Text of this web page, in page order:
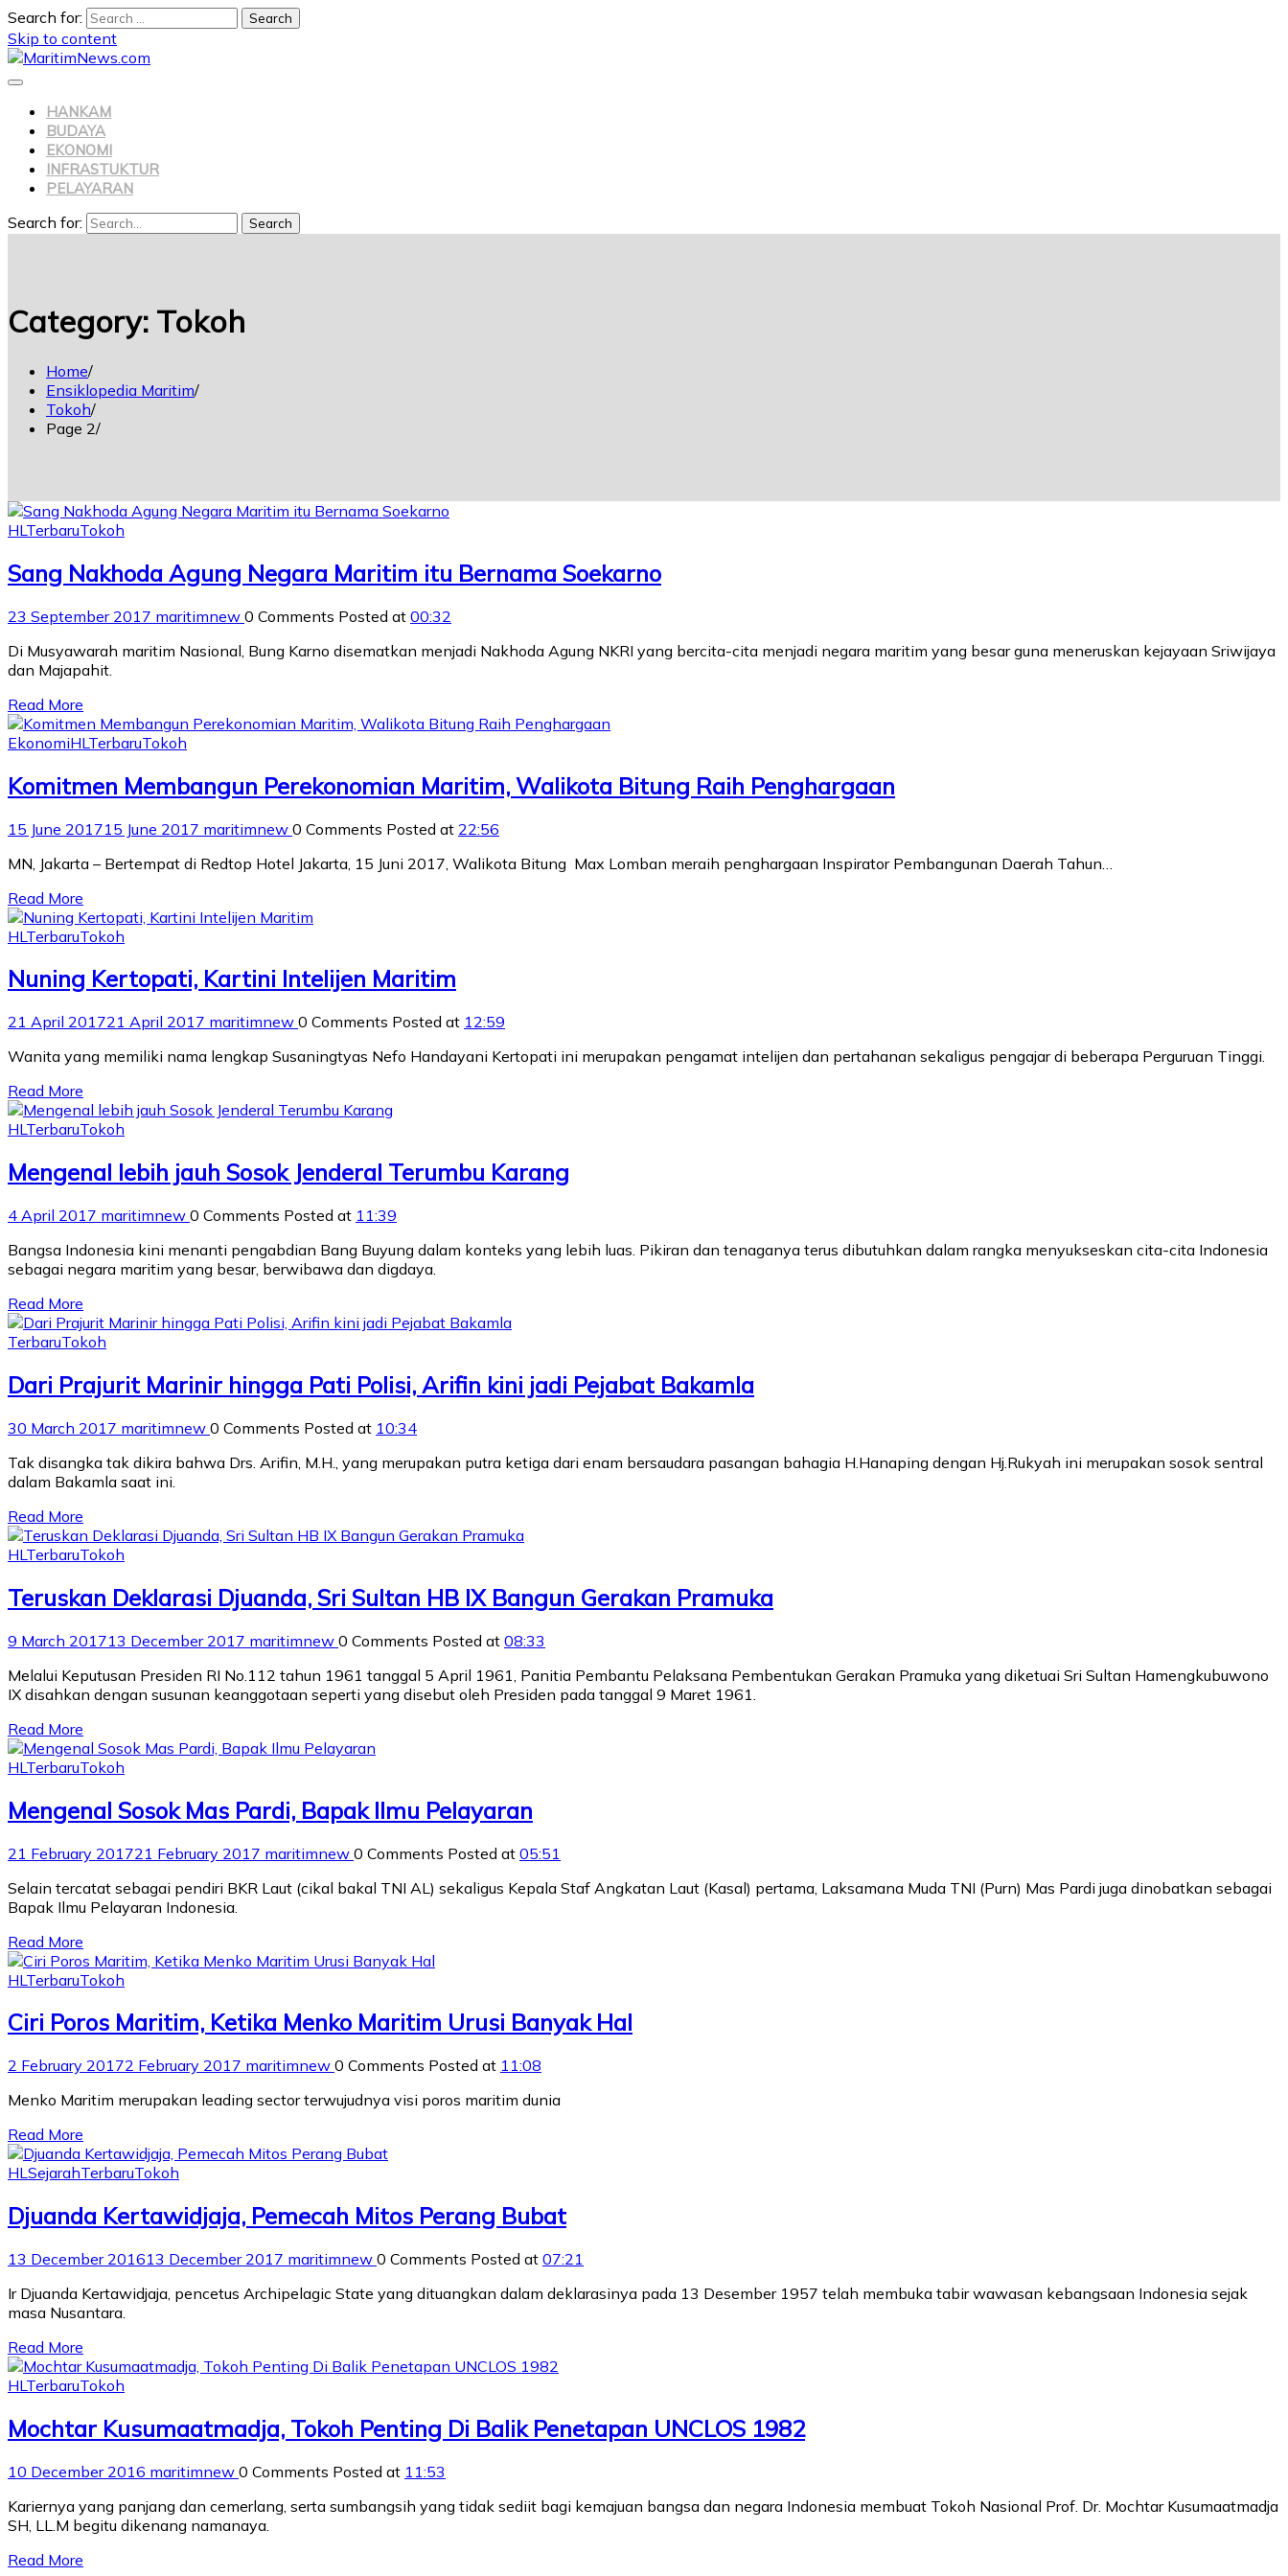
Search for:
Skip to content
HANKAM
BUDAYA
EKONOMI
INFRASTUKTUR
PELAYARAN
Search for: Search
Category: Tokoh
Home
Ensiklopedia Maritim
Tokoh
Page 2
HL TerbaruTokoh
Sang Nakhoda Agung Negara Maritim itu Bernama Soekarno
23 September 2017 maritimnew 0 Comments Posted at 00:32
Di Musyawarah maritim Nasional, Bung Karno disematkan menjadi Nakhoda Agung NKRI yang bercita-cita menjadi negara maritim yang besar guna meneruskan kejayaan Sriwijaya
dan Majapahit.
Read More
EkonomiHL TerbaruTokoh
Komitmen Membangun Perekonomian Maritim, Walikota Bitung Raih Penghargaan
15 June 201715 June 2017 maritimnew 0 Comments Posted at 22:56
MN, Jakarta – Bertempat di Redtop Hotel Jakarta, 15 Juni 2017, Walikota Bitung Max Lomban meraih penghargaan Inspirator Pembangunan Daerah Tahun…
Read More
HL TerbaruTokoh
Nuning Kertopati, Kartini Intelijen Maritim
21 April 201721 April 2017 maritimnew 0 Comments Posted at 12:59
Wanita yang memiliki nama lengkap Susaningtyas Nefo Handayani Kertopati ini merupakan pengamat intelijen dan pertahanan sekaligus pengajar di beberapa Perguruan Tinggi.
Read More
HLTerbaruTokoh
Mengenal lebih jauh Sosok Jenderal Terumbu Karang
4 April 2017 maritimnew 0 Comments Posted at 11:39
Bangsa Indonesia kini menanti pengabdian Bang Buyung dalam konteks yang lebih luas. Pikiran dan tenaganya terus dibutuhkan dalam rangka menyukseskan cita-cita Indonesia
sebagai negara maritim yang besar, berwibawa dan digdaya.
Read More
TerbaruTokoh
Dari Prajurit Marinir hingga Pati Polisi, Arifin kini jadi Pejabat Bakamla
30 March 2017 maritimnew 0 Comments Posted at 10:34
Tak disangka tak dikira bahwa Drs. Arifin, M.H., yang merupakan putra ketiga dari enam bersaudara pasangan bahagia H.Hanaping dengan Hj.Rukyah ini merupakan sosok sentral
dalam Bakamla saat ini.
Read More
HL TerbaruTokoh
Teruskan Deklarasi Djuanda, Sri Sultan HB IX Bangun Gerakan Pramuka
9 March 201713 December 2017 maritimnew 0 Comments Posted at 08:33
Melalui Keputusan Presiden RI No.112 tahun 1961 tanggal 5 April 1961, Panitia Pembantu Pelaksana Pembentukan Gerakan Pramuka yang diketuai Sri Sultan Hamengkubuwono
IX disahkan dengan susunan keanggotaan seperti yang disebut oleh Presiden pada tanggal 9 Maret 1961.
Read More
HL TerbaruTokoh
Mengenal Sosok Mas Pardi, Bapak Ilmu Pelayaran
21 February 201721 February 2017 maritimnew 0 Comments Posted at 05:51
Selain tercatat sebagai pendiri BKR Laut (cikal bakal TNI AL) sekaligus Kepala Staf Angkatan Laut (Kasal) pertama, Laksamana Muda TNI (Purn) Mas Pardi juga dinobatkan sebagai
Bapak Ilmu Pelayaran Indonesia.
Read More
HL TerbaruTokoh
Ciri Poros Maritim, Ketika Menko Maritim Urusi Banyak Hal
2 February 20172 February 2017 maritimnew 0 Comments Posted at 11:08
Menko Maritim merupakan leading sector terwujudnya visi poros maritim dunia
Read More
HLSejarahTerbaruTokoh
Djuanda Kertawidjaja, Pemecah Mitos Perang Bubat
13 December 201613 December 2017 maritimnew 0 Comments Posted at 07:21
Ir Djuanda Kertawidjaja, pencetus Archipelagic State yang dituangkan dalam deklarasinya pada 13 Desember 1957 telah membuka tabir wawasan kebangsaan Indonesia sejak
masa Nusantara.
Read More
HLTerbaruTokoh
Mochtar Kusumaatmadja, Tokoh Penting Di Balik Penetapan UNCLOS 1982
10 December 2016 maritimnew 0 Comments Posted at 11:53
Kariernya yang panjang dan cemerlang, serta sumbangsih yang tidak sediit bagi kemajuan bangsa dan negara Indonesia membuat Tokoh Nasional Prof. Dr. Mochtar Kusumaatmadja
SH, LL.M begitu dikenang namanaya.
Read More